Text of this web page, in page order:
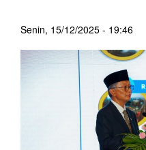
Senin, 15/12/2025 - 19:46